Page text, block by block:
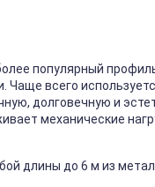
популярный
всего
долговечную и
механические
длины до 6 м из